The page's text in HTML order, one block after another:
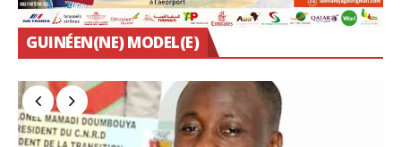
GUINÉEN(NE) MODEL(E)